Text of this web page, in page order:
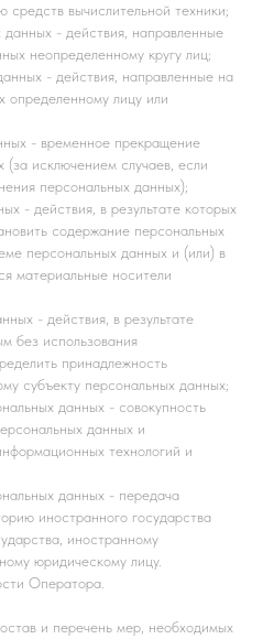
вычислительной техники;
- действия, направленные
неопределенному кругу лиц;
- действия, направленные на
определенному лицу или
- временное прекращение
исключением случаев, если
персональных данных);
- действия, в результате которых
содержание персональных
персональных данных и (или) в
материальные носители
- действия, в результате
без использования
принадлежность
субъекту персональных данных;
данных - совокупность
данных и
технологий и
данных - передача
иностранного государства
иностранному
юридическому лицу.
Оператора.
и перечень мер, необходимых